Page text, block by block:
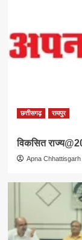
छत्तीसगढ़ रायपुर
विकसित
Apna Chhattisgarh